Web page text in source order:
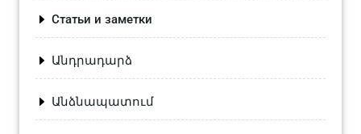
Статьи и заметки
Անդրադարձ
Անձնապատում